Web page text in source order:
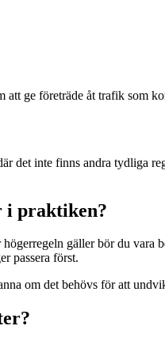
ge företräde åt trafik som
det inte finns andra tydliga
i praktiken?
gäller bör du
passera först.
om det behövs för att